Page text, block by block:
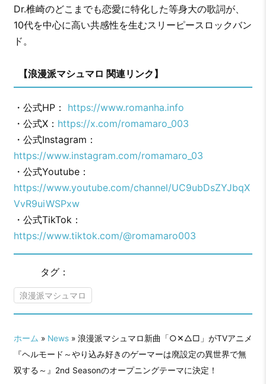
Dr.椎崎のどこまでも恋愛に特化した等身大の歌詞が、
10代を中心に高い共感性を生むスリーピースロックバン
ド。
【浪漫派マシュマロ 関連リンク】
・公式HP： https://www.romanha.info
・公式X： https://x.com/romamaro_003
・公式Instagram：
https://www.instagram.com/romamaro_03
・公式Youtube：
https://www.youtube.com/channel/UC9ubDsZYJbqX
VvR9uiWSPxw
・公式TikTok：
https://www.tiktok.com/@romamaro003
タグ：
浪漫派マシュマロ
ホーム » News» 浪漫派マシュマロ新曲「○✕△□」がTVアニメ
『ヘルモード～やり込み好きのゲーマーは廃設定の異世界で無
双する～』2nd Seasonのオープニングテーマに決定！